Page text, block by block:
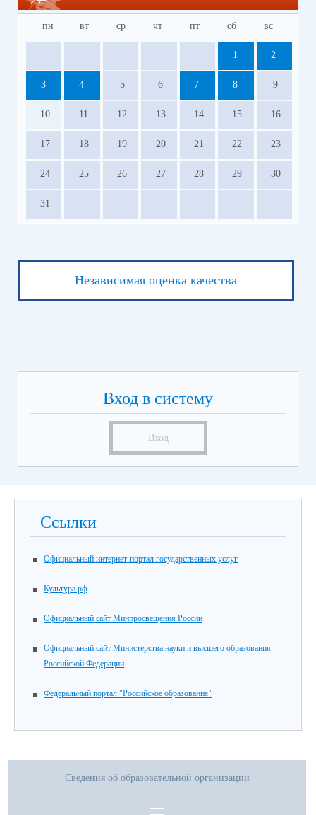
пн вт ср чт пт сб вс
1 2
3 4 5 6 7 8 9
10 11 12 13 14 15 16
17 18 19 20 21 22 23
24 25 26 27 28 29 30
31
Независимая оценка качества
Вход в систему
Вход
Ссылки
Официальный интернет-портал государственных услуг
Культура.рф
Официальный сайт Минпросвещения России
Официальный сайт Министерства науки и высшего образования
Российской Федерации
Федеральный портал "Российское образование"
Сведения об образовательной организации